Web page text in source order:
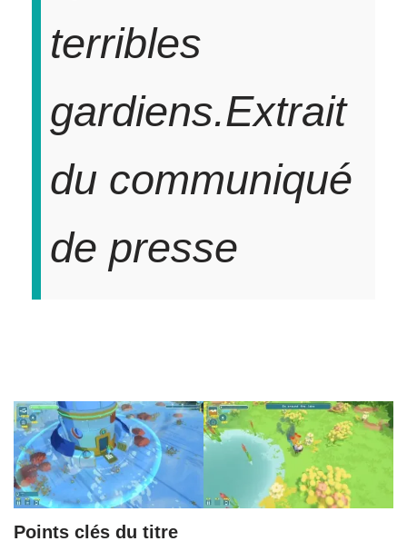
terribles
gardiens.Extrait
du communiqué
de presse
Points clés du titre